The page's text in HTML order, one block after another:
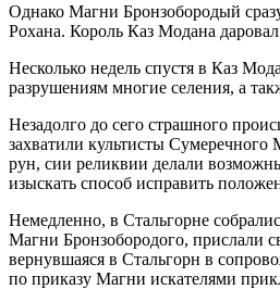
Однако Магни Бронзобородый
Рохана. Король Каз Модана
Несколько недель спустя в Каз
разрушениям многие селения, а
Незадолго до сего страшного
захватили культисты Сумеречного
рун, сии реликвии делали
изыскать способ исправить
Немедленно, в Стальгорне
Магни Бронзобородого, прислали
вернувшаяся в Стальгорн в
по приказу Магни искателями